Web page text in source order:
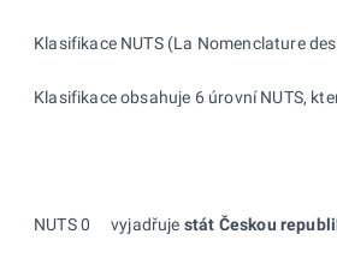
Klasifikace NUTS (La Nomenclature
Klasifikace obsahuje 6 úrovní NUTS,
NUTS 0 vyjadřuje stát Českou